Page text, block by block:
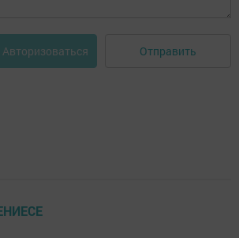
Авторизоваться Отправить